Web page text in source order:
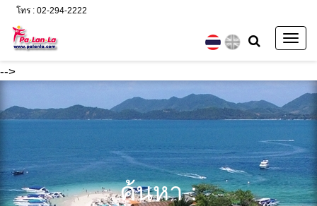
-->
โทร : 02-294-2222
ค้นหา :